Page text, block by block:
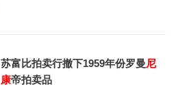
苏富比拍卖行撤下1959年份罗曼尼
康帝拍卖品